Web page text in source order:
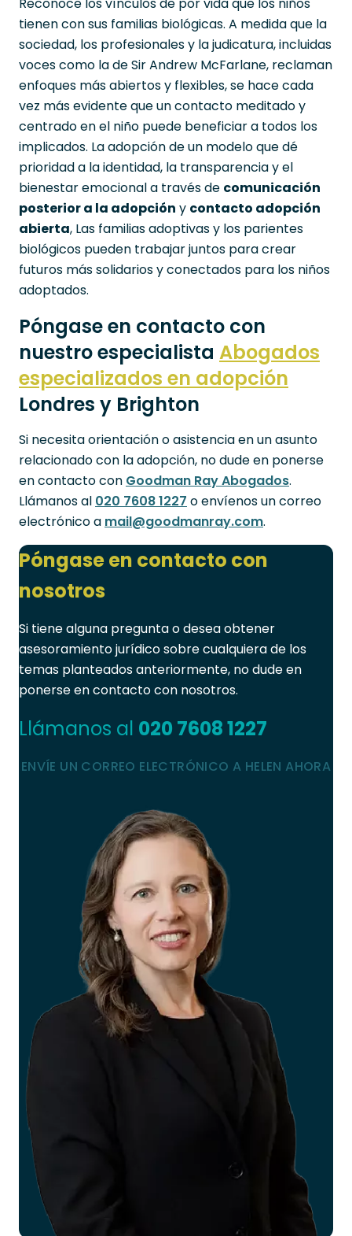
tienen con sus familias biológicas. A medida que la
sociedad, los profesionales y la judicatura, incluidas
voces como la de Sir Andrew McFarlane, reclaman
enfoques más abiertos y flexibles, se hace cada
vez más evidente que un contacto meditado y
centrado en el niño puede beneficiar a todos los
implicados. La adopción de un modelo que dé
prioridad a la identidad, la transparencia y el
bienestar emocional a través de comunicación
posterior a la adopción y contacto adopción
abierta, Las familias adoptivas y los parientes
biológicos pueden trabajar juntos para crear
futuros más solidarios y conectados para los niños
adoptados.
Póngase en contacto con
nuestro especialista Abogados
especializados en adopción
Londres y Brighton
Si necesita orientación o asistencia en un asunto
relacionado con la adopción, no dude en ponerse
en contacto con Goodman Ray Abogados.
Llámanos al 020 7608 1227 o envíenos un correo
electrónico a mail@goodmanray.com.
Póngase en contacto con
nosotros
Si tiene alguna pregunta o desea obtener
asesoramiento jurídico sobre cualquiera de los
temas planteados anteriormente, no dude en
ponerse en contacto con nosotros.
Llámanos al 020 7608 1227
ENVÍE UN CORREO ELECTRÓNICO A HELEN AHORA